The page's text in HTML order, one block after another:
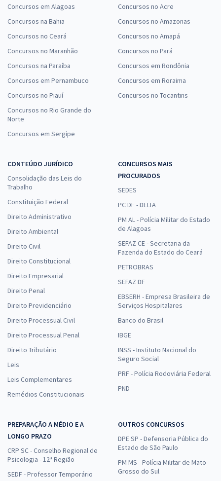
Concursos em Alagoas
Concursos na Bahia
Concursos no Ceará
Concursos no Maranhão
Concursos na Paraíba
Concursos em Pernambuco
Concursos no Piauí
Concursos no Rio Grande do
Norte
Concursos em Sergipe
Concursos no Acre
Concursos no Amazonas
Concursos no Amapá
Concursos no Pará
Concursos em Rondônia
Concursos em Roraima
Concursos no Tocantins
CONTEÚDO JURÍDICO
Consolidação das Leis do
Trabalho
Constituição Federal
Direito Administrativo
Direito Ambiental
Direito Civil
Direito Constitucional
Direito Empresarial
Direito Penal
Direito Previdenciário
Direito Processual Civil
Direito Processual Penal
Direito Tributário
Leis
Leis Complementares
Remédios Constitucionais
CONCURSOS MAIS
PROCURADOS
SEDES
PC DF - DELTA
PM AL - Polícia Militar do Estado
de Alagoas
SEFAZ CE - Secretaria da
Fazenda do Estado do Ceará
PETROBRAS
SEFAZ DF
EBSERH - Empresa Brasileira de
Serviços Hospitalares
Banco do Brasil
IBGE
INSS - Instituto Nacional do
Seguro Social
PRF - Polícia Rodoviária Federal
PND
PREPARAÇÃO A MÉDIO E A
LONGO PRAZO
CRP SC - Conselho Regional de
Psicologia - 12ª Região
SEDF - Professor Temporário
OUTROS CONCURSOS
DPE SP - Defensoria Pública do
Estado de São Paulo
PM MS - Polícia Militar de Mato
Grosso do Sul